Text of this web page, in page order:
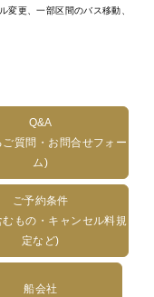
変更、一部区間のバス移動、
Q&A
質問・お問合せフォー
ム)
ご予約条件
もの・キャンセル料規
定など)
船会社